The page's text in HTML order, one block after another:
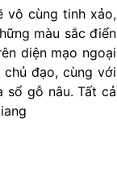
vô cùng tinh xảo,
màu sắc điển
diện mạo ngoại
đạo, cùng với
sổ gỗ nâu. Tất cả